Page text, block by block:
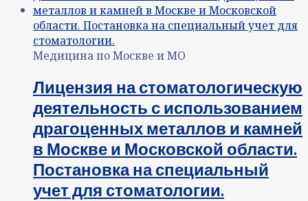
Медицина по Москве и МО
Лицензия на стоматологическую
деятельность с использованием
драгоценных металлов и камней
в Москве и Московской области.
Постановка на специальный
учет для стоматологии.